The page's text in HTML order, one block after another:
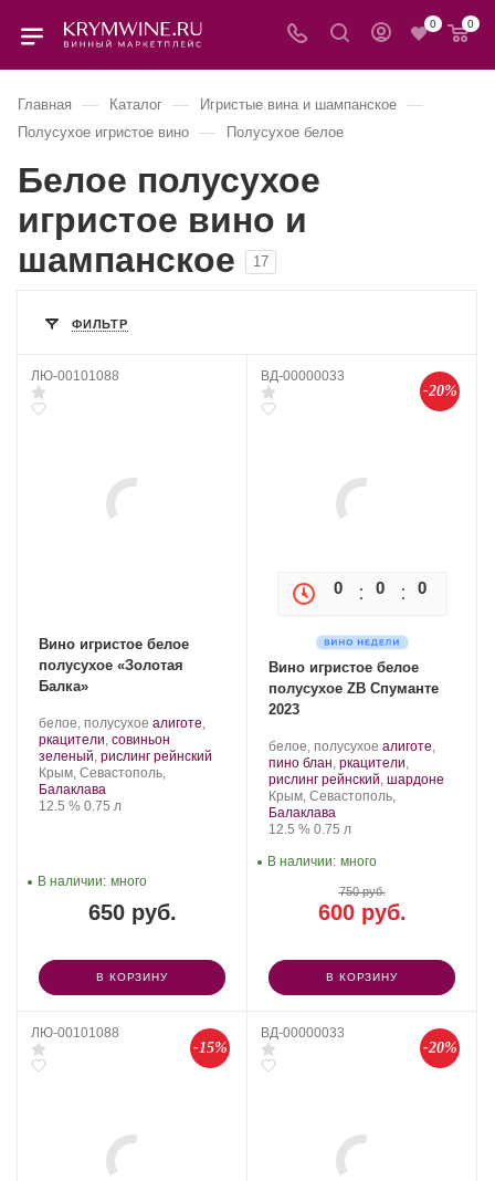
0 0
Главная — Каталог — Игристые вина и шампанское —
Полусухое игристое вино — Полусухое белое
Белое полусухое
игристое вино и
шампанское
17
ФИЛЬТР
ЛЮ-00101088
Вино игристое белое
полусухое «Золотая
Балка»
Производитель:
Золотая
Балка.
белое, полусухое .
Сорт
винограда:
алиготе,
ркацители, совиньон
зеленый, рислинг рейнский
Регион:
Крым, Севастополь,
Балаклава
Крепость
12.5 %. Объем
0.75 л
650 руб.
В наличии: много
В КОРЗИНУ
ВД-00000033
-20%
0 0 0
Вино игристое белое
полусухое ZB Спуманте
2023
Производитель:
Золотая
Балка.
белое, полусухое .
Сорт
винограда:
алиготе,
пино блан, ркацители,
рислинг рейнский, шардоне
Регион:
Крым, Севастополь,
Балаклава
Крепость
12.5 %. Объем
0.75 л
600 руб.
750 руб.
В наличии: много
В КОРЗИНУ
ЛЮ-00101088
-15%
ВД-00000033
-20%